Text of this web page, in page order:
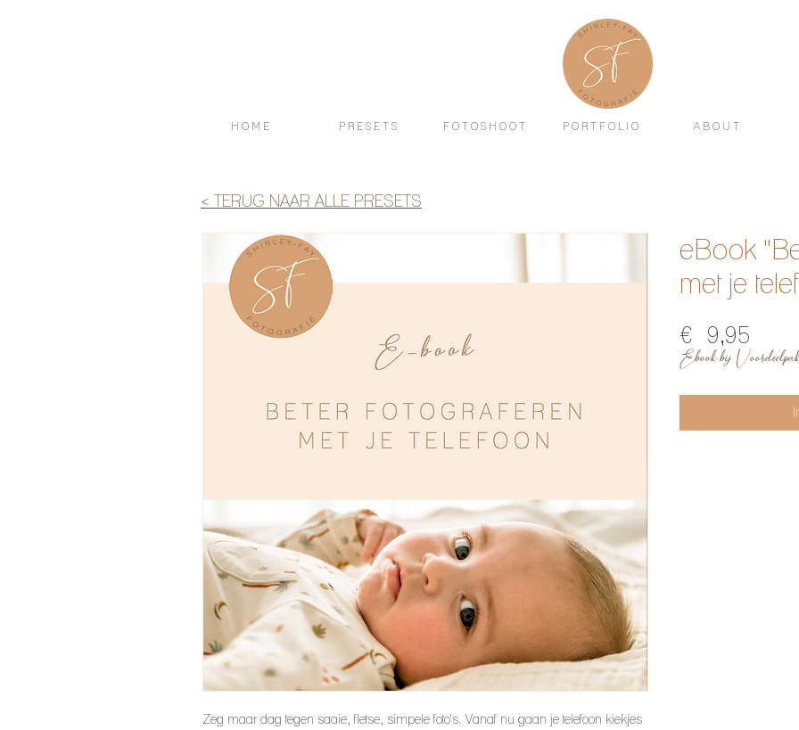
H O M E P R E S E T S F O T O S H O O T P O R T F O L I O A B O U T
< TERUG NAAR ALLE PRESETS
Zeg maar dag tegen saaie, fletse, simpele foto's. Vanaf nu gaan je telefoon kiekjes
eBook
met je
€ 9,95
Ebook bij